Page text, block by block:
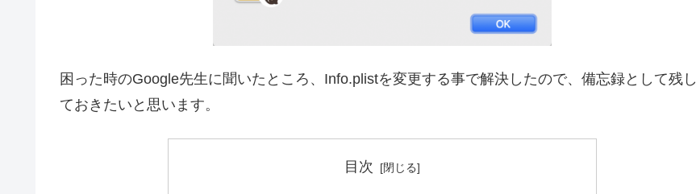
困った時のGoogle先生に聞いたところ、Info.plistを変更する事で解決したので、備忘録として残し
ておきたいと思います。
目次